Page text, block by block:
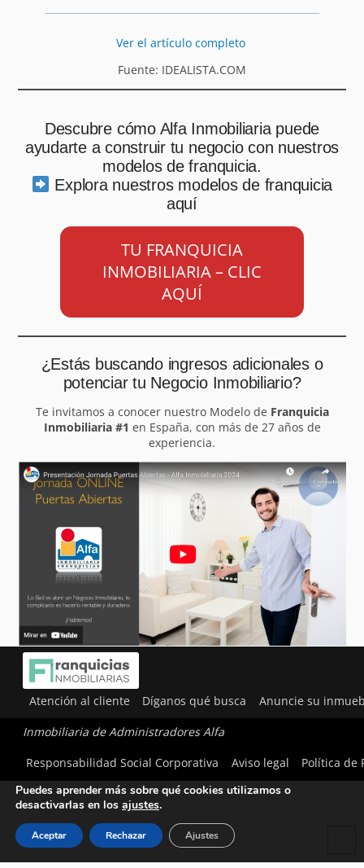
Ver el artículo completo
Fuente: IDEALISTA.COM
Descubre cómo Alfa Inmobiliaria puede
ayudarte a construir tu negocio con nuestros
modelos de franquicia.
Explora nuestros modelos de franquicia
aquí
TU FRANQUICIA
INMOBILIARIA – CLIC
AQUÍ
¿Estás buscando ingresos adicionales o
potenciar tu Negocio Inmobiliario?
Te invitamos a conocer nuestro Modelo de Franquicia
Inmobiliaria #1 en España, con más de 27 años de
experiencia.
Atención al cliente Díganos qué busca Anuncie su
Inmobiliaria de Administradores Alfa
Responsabilidad Social Corporativa
Aviso legal Política de
Utilizamos cookies para ofrecerte la mejor experiencia en
Puedes aprender más sobre qué cookies utilizamos o
desactivarlas en los ajustes.
Aceptar Rechazar Ajustes